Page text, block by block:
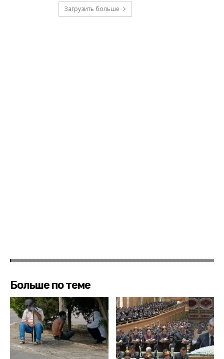
Загрузить больше
Больше по теме